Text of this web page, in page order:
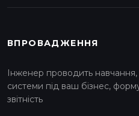
ВПРОВАДЖЕННЯ
Інженер проводить
системи під ваш бізнес,
звітність